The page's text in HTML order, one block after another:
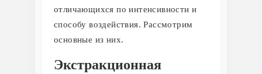
отличающихся по интенсивности и
способу воздействия. Рассмотрим
основные из них.
Экстракционная